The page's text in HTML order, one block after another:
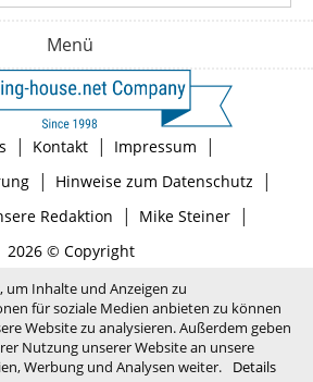
Menü
| Kontakt | Impressum |
| Hinweise zum Datenschutz |
Redaktion | Mike Steiner|
2026 © Copyright
um Inhalte und Anzeigen zu
für soziale Medien anbieten zu können
Website zu analysieren. Außerdem geben
Nutzung unserer Website an unsere
Werbung und Analysen weiter.
Details